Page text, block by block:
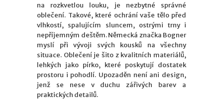
na rozkvetlou louku, je nezbytné správné
oblečení. Takové, které ochrání vaše tělo před
vlhkostí, spalujícím sluncem, ostrými trny i
nepříjemným deštěm. Německá značka Bogner
myslí při vývoji svých kousků na všechny
situace. Oblečení je šito z kvalitních materiálů,
lehkých jako pírko, které poskytují dostatek
prostoru i pohodlí. Upozaděn není ani design,
jenž se nese v duchu zářivých barev a
praktických detailů.